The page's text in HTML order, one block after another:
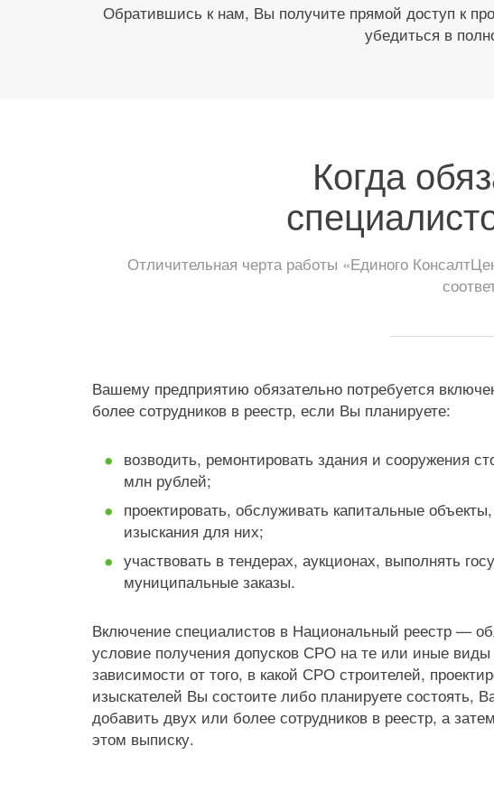
Обратившись к нам, Вы получите прямой доступ к
убедиться в
Когда
Отличительная черта работы «Единого
Вашему предприятию обязательно потребуется
более сотрудников в реестр, если Вы планируете:
возводить, ремонтировать здания и сооружения
млн рублей;
проектировать, обслуживать капитальные
изыскания для них;
участвовать в тендерах, аукционах, выполнять
муниципальные заказы.
Включение специалистов в Национальный реестр —
условие получения допусков СРО на те или иные
зависимости от того, в какой СРО строителей,
изыскателей Вы состоите либо планируете состоять,
добавить двух или более сотрудников в реестр, а
этом выписку.